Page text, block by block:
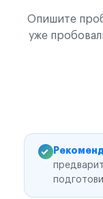
Опишите
уже